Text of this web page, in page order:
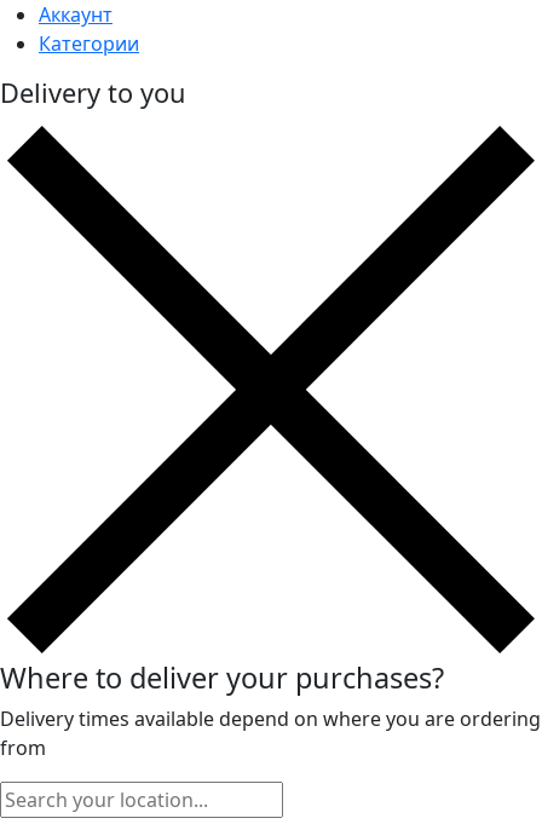
Аккаунт
Категории
Delivery to you
Where to deliver your purchases?
Delivery times available depend on where you are ordering
from